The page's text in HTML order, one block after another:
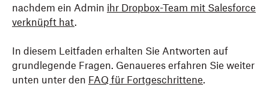
nachdem ein Admin ihr Dropbox-Team mit Salesforce
verknüpft hat.
In diesem Leitfaden erhalten Sie Antworten auf
grundlegende Fragen. Genaueres erfahren Sie weiter
unten unter den FAQ für Fortgeschrittene.